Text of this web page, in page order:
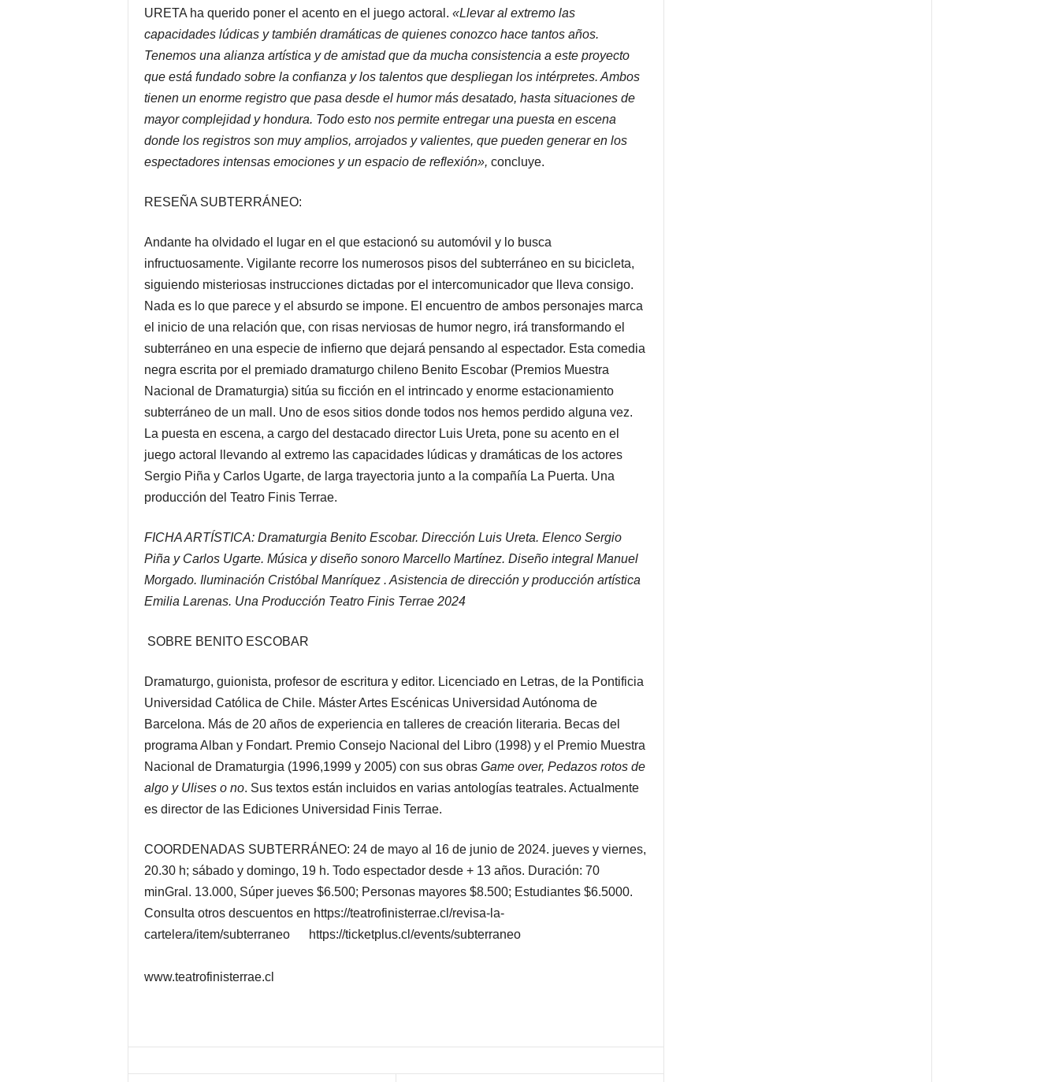
URETA ha querido poner el acento en el juego actoral. «Llevar al extremo las
capacidades lúdicas y también dramáticas de quienes conozco hace tantos años.
Tenemos una alianza artística y de amistad que da mucha consistencia a este proyecto
que está fundado sobre la confianza y los talentos que despliegan los intérpretes. Ambos
tienen un enorme registro que pasa desde el humor más desatado, hasta situaciones de
mayor complejidad y hondura. Todo esto nos permite entregar una puesta en escena
donde los registros son muy amplios, arrojados y valientes, que pueden generar en los
espectadores intensas emociones y un espacio de reflexión», concluye.
RESEÑA SUBTERRÁNEO:
Andante ha olvidado el lugar en el que estacionó su automóvil y lo busca
infructuosamente. Vigilante recorre los numerosos pisos del subterráneo en su bicicleta,
siguiendo misteriosas instrucciones dictadas por el intercomunicador que lleva consigo.
Nada es lo que parece y el absurdo se impone. El encuentro de ambos personajes marca
el inicio de una relación que, con risas nerviosas de humor negro, irá transformando el
subterráneo en una especie de infierno que dejará pensando al espectador. Esta comedia
negra escrita por el premiado dramaturgo chileno Benito Escobar (Premios Muestra
Nacional de Dramaturgia) sitúa su ficción en el intrincado y enorme estacionamiento
subterráneo de un mall. Uno de esos sitios donde todos nos hemos perdido alguna vez.
La puesta en escena, a cargo del destacado director Luis Ureta, pone su acento en el
juego actoral llevando al extremo las capacidades lúdicas y dramáticas de los actores
Sergio Piña y Carlos Ugarte, de larga trayectoria junto a la compañía La Puerta. Una
producción del Teatro Finis Terrae.
FICHA ARTÍSTICA: Dramaturgia Benito Escobar. Dirección Luis Ureta. Elenco Sergio
Piña y Carlos Ugarte. Música y diseño sonoro Marcello Martínez. Diseño integral Manuel
Morgado. Iluminación Cristóbal Manríquez . Asistencia de dirección y producción artística
Emilia Larenas. Una Producción Teatro Finis Terrae 2024
SOBRE BENITO ESCOBAR
Dramaturgo, guionista, profesor de escritura y editor. Licenciado en Letras, de la Pontificia
Universidad Católica de Chile. Máster Artes Escénicas Universidad Autónoma de
Barcelona. Más de 20 años de experiencia en talleres de creación literaria. Becas del
programa Alban y Fondart. Premio Consejo Nacional del Libro (1998) y el Premio Muestra
Nacional de Dramaturgia (1996,1999 y 2005) con sus obras Game over, Pedazos rotos de
algo y Ulises o no. Sus textos están incluidos en varias antologías teatrales. Actualmente
es director de las Ediciones Universidad Finis Terrae.
COORDENADAS SUBTERRÁNEO: 24 de mayo al 16 de junio de 2024. jueves y viernes,
20.30 h; sábado y domingo, 19 h. Todo espectador desde + 13 años. Duración: 70
minGral. 13.000, Súper jueves $6.500; Personas mayores $8.500; Estudiantes $6.5000.
Consulta otros descuentos en https://teatrofinisterrae.cl/revisa-la-
cartelera/item/subterraneo https://ticketplus.cl/events/subterraneo
www.teatrofinisterrae.cl